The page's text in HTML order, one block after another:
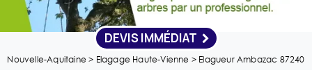
DEVIS IMMÉDIAT
Nouvelle-Aquitaine> Elagage Haute-Vienne > Elagueur Ambazac 87240